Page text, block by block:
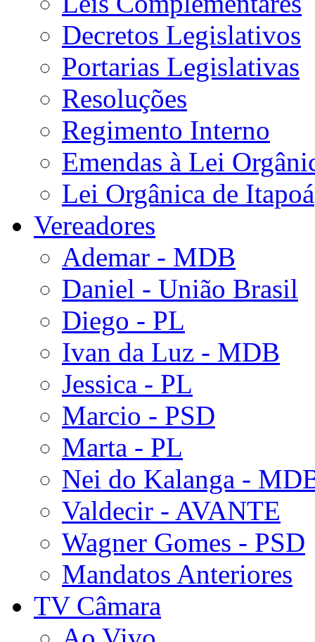
Decretos Legislativos
Portarias Legislativas
Resoluções
Regimento Interno
Emendas à Lei
Lei Orgânica de Itapoá
Vereadores
Ademar - MDB
Daniel - União Brasil
Diego - PL
Ivan da Luz - MDB
Jessica - PL
Marcio - PSD
Marta - PL
Nei do Kalanga -
Valdecir - AVANTE
Wagner Gomes - PSD
Mandatos Anteriores
TV Câmara